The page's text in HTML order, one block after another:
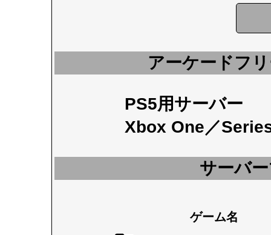
アーケードフ
PS5用サーバー
Xbox One／
サーバ
ゲーム名